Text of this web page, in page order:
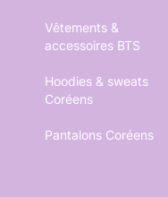
Vêtements &
accessoires BTS
Hoodies & sweats
Coréens
Pantalons Coréens